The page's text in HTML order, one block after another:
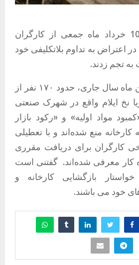
صبح روز یکشنبه 10 خرداد ماه جمعی از کارگران
در اعتراض به تداوم بلاتکلیفی خود
به تجم زدند.
از روز یکم فروردین ماه سال جاری، حدود ۱۷۰ نفر از
نخ ایلام واقع در شهرک صنعتی
مواد اولیه» و «رکود بازار
منع شده‌اند و با تعطیلی
کارگران برای دریافت مقرری
کار معرفی شده‌اند. گفتنی است
بازگشایی کارخانه و
خود می باشند.